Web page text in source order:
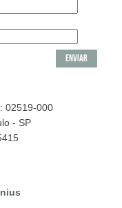
02519-000
- SP